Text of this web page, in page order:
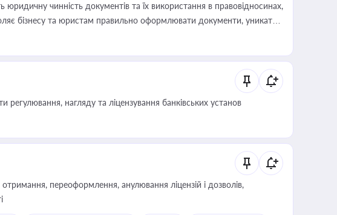
чинність документів та їх використання в правовідносинах,
бізнесу та юристам правильно оформлювати документи, уникати
органами влади та контрагентами
регулювання, нагляду та ліцензування банківських установ
переоформлення, анулювання ліцензій і дозволів,